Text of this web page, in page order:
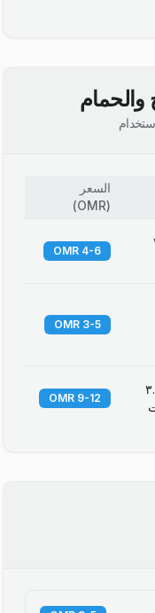
السعر
(
OMR
)
4-6 OMR
3-5 OMR
٣.٥
9-12 OMR